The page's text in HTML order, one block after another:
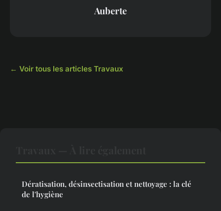
Auberte
← Voir tous les articles Travaux
Dératisation, désinsectisation et nettoyage : la clé
de l'hygiène